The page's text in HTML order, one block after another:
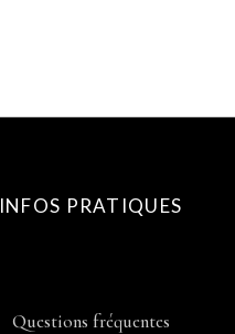
INFOS PRATIQUES
Questions fréquentes